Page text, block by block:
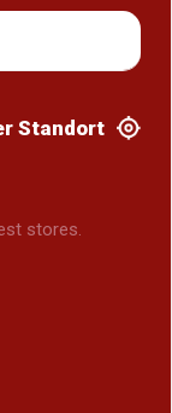
Standort
stores.